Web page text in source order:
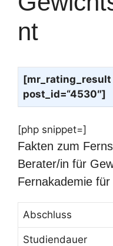
nt
[mr_rating_result
post_id=“4530″]
[php snippet=]
Fakten zum
Berater/in für
Fernakademie
Abschluss
Studiendauer